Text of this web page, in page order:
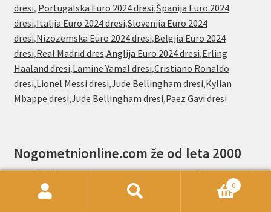
dresi, Portugalska Euro 2024 dresi,Španija Euro 2024
dresi,Italija Euro 2024 dresi,Slovenija Euro 2024
dresi,Nizozemska Euro 2024 dresi,Belgija Euro 2024
dresi,Real Madrid dres,Anglija Euro 2024 dresi,Erling
Haaland dresi,Lamine Yamal dresi,Cristiano Ronaldo
dresi,Lionel Messi dresi,Jude Bellingham dresi,Kylian
Mbappe dresi,Jude Bellingham dresi,Paez Gavi dresi
Nogometnionline.com že od leta 2000
navijačem po vsem svetu ponuja poceni
nogometni dresi.
0